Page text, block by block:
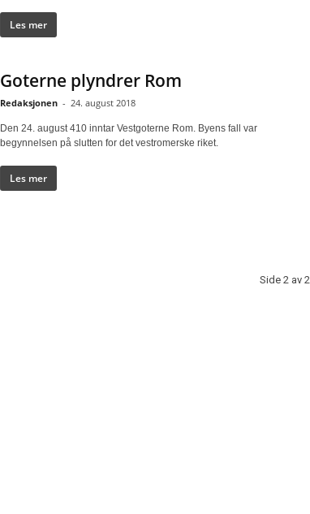
Les mer
Goterne plyndrer Rom
Redaksjonen - 24. august 2018
Den 24. august 410 inntar Vestgoterne Rom. Byens fall var
begynnelsen på slutten for det vestromerske riket.
Les mer
Side 2 av 2